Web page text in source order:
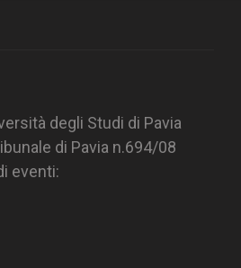
degli Studi di Pavia
di Pavia n.694/08
eventi: